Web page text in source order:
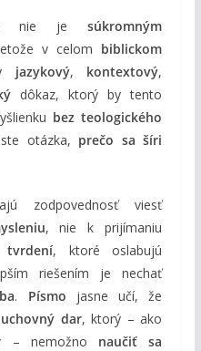
nie jesúkromným
v celom biblickom
jazykový, kontextový,
dôkaz, ktorý by tento
bez teologického
otázka, prečo sa šíri
zodpovednosť viesť
, nie k prijímaniu
tvrdení, ktoré oslabujú
riešením je nechať
. Písmo jasne učí, že
dar, ktorý – ako
– nemožno naučiť sa